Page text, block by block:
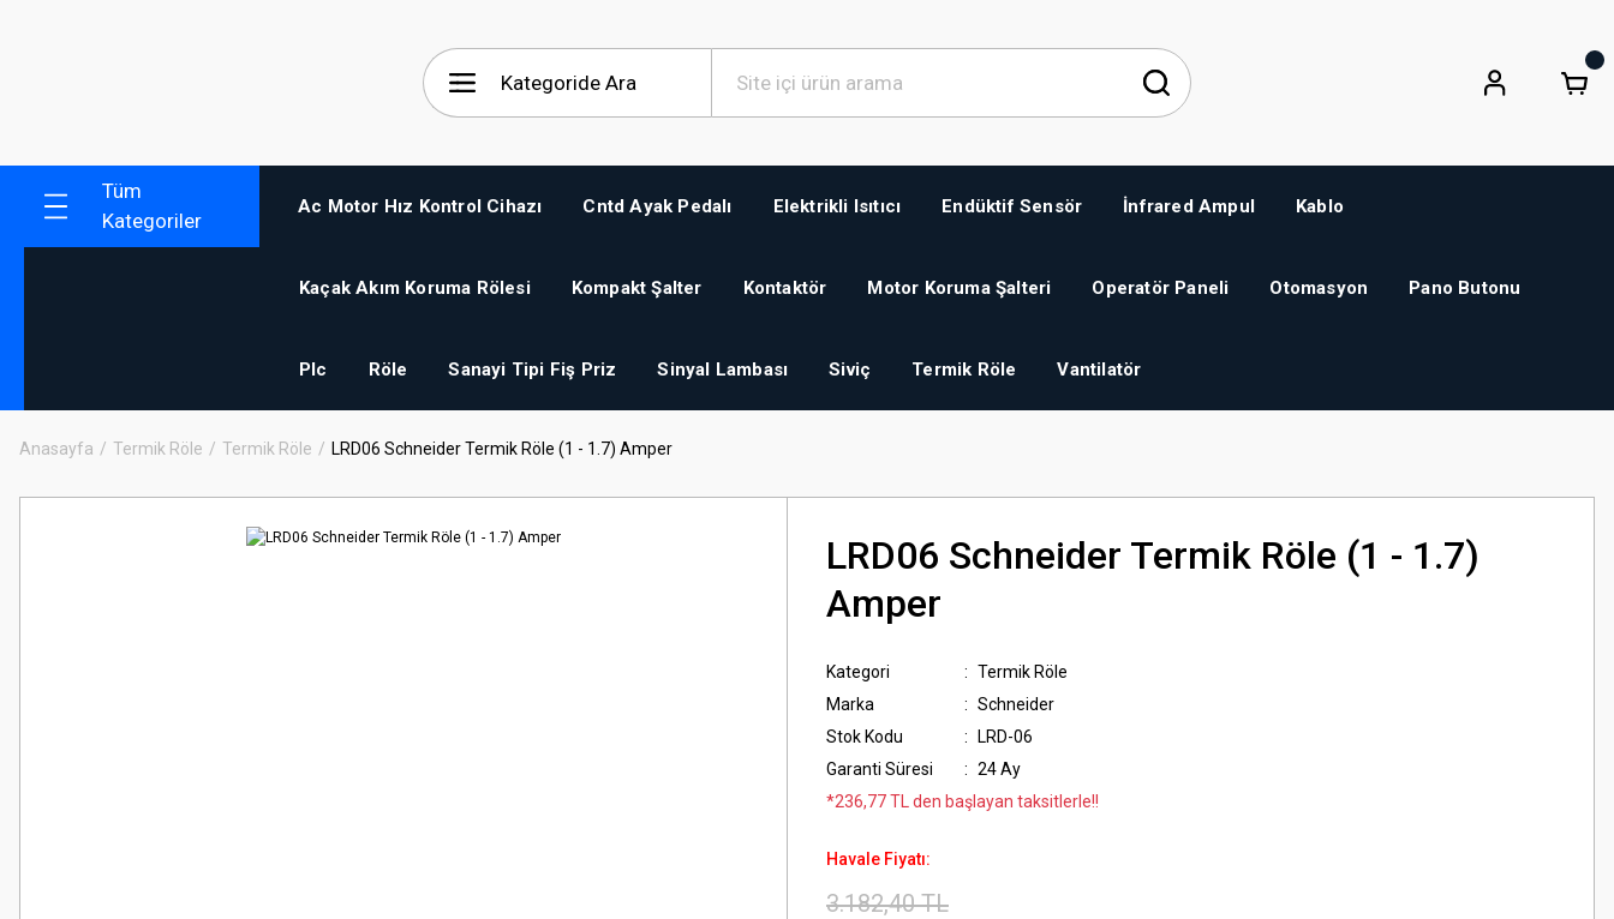
Tüm
Kategoriler
Ac Motor Hız Kontrol Cihazı Cntd Ayak Pedalı Elektrikli Isıtıcı Endüktif Sensör İnfrared Ampul Kablo
Kaçak Akım Koruma Rölesi Kompakt Şalter Kontaktör Motor Koruma Şalteri Operatör Paneli Otomasyon Pano Butonu
Plc Röle Sanayi Tipi Fiş Priz Sinyal Lambası Siviç Termik Röle Vantilatör
Anasayfa Termik Röle Termik Röle LRD06 Schneider Termik Röle (1 - 1.7) Amper
LRD06 Schneider Termik Röle (1 - 1.7)
Amper
Kategori
Termik Röle
Marka
Schneider
Stok Kodu
LRD-06
Garanti Süresi
24 Ay
*236,77 TL den başlayan taksitlerle!!
Havale Fiyatı:
3.182,40 TL